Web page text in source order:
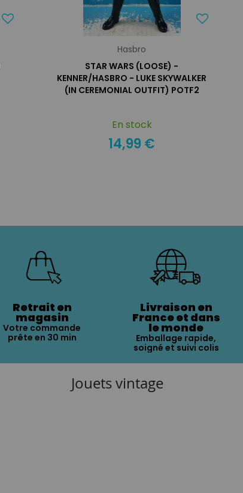
Hasbro
STAR WARS (LOOSE) -
KENNER/HASBRO - LUKE SKYWALKER
(IN CEREMONIAL OUTFIT) POTF2
En stock
14,99 €
Retrait en
magasin
Votre commande
prête en 30 min
Livraison en
France et dans
le monde
Emballage rapide,
soigné et suivi colis
Jouets vintage